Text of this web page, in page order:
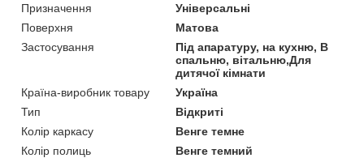
Призначення
Універсальні
Поверхня
Матова
Застосування
Під апаратуру, на кухню, В
спальню, вітальню,Для
дитячої кімнати
Країна-виробник товару
Україна
Тип
Відкриті
Колір каркасу
Венге темне
Колір полиць
Венге темний